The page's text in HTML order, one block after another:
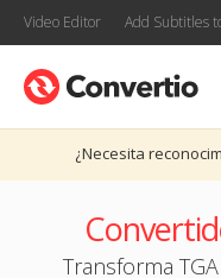
Video Editor Add Subtitles
¿Necesita
Transforma